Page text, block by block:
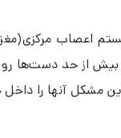
اعصاب مرکزی(مغز)
از حد دست‌ها رو
مشکل آنها را